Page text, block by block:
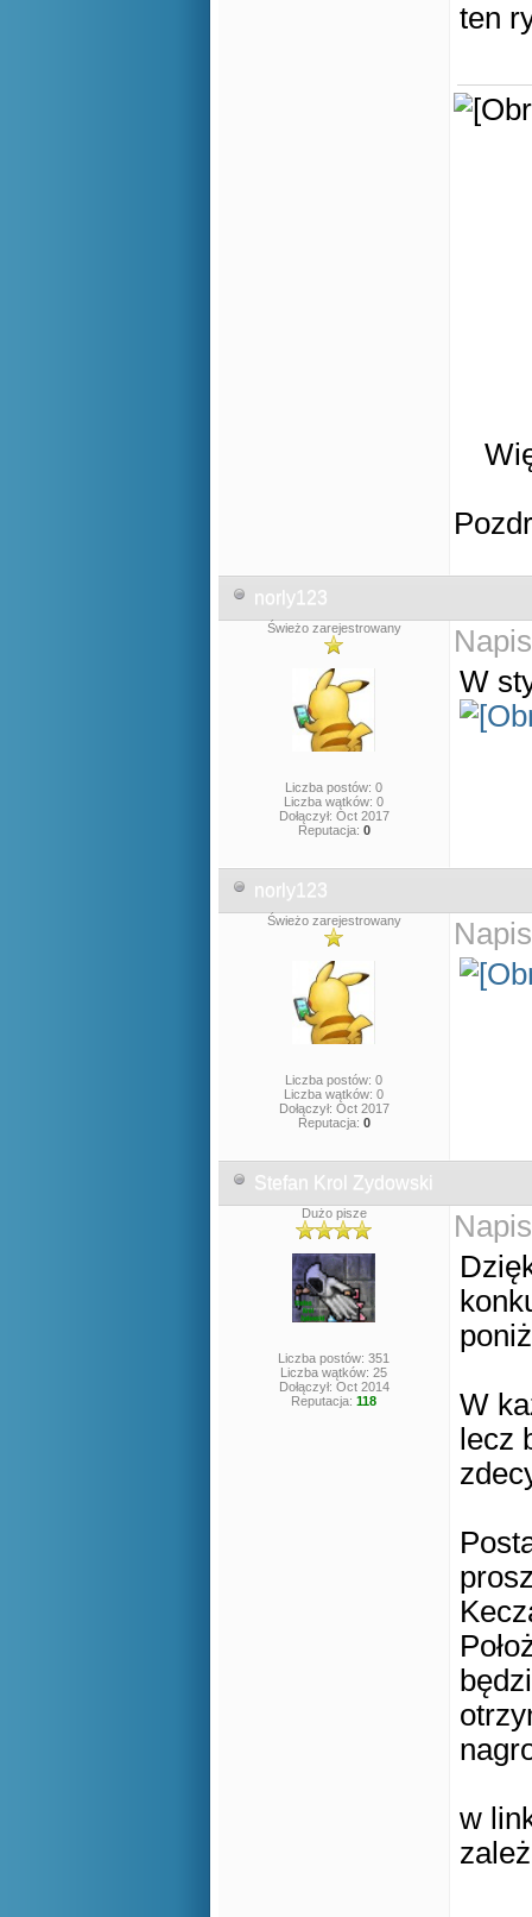
ten
norly123
Świeżo zarejestrowany
Liczba postów: 0
Liczba wątków: 0
Dołączył: Oct 2017
Reputacja: 0
W
norly123
Świeżo zarejestrowany
Liczba postów: 0
Liczba wątków: 0
Dołączył: Oct 2017
Reputacja: 0
Stefan Krol Zydowski
Dużo pisze
Liczba postów: 351
Liczba wątków: 25
Dołączył: Oct 2014
Reputacja: 118
W
lecz
w